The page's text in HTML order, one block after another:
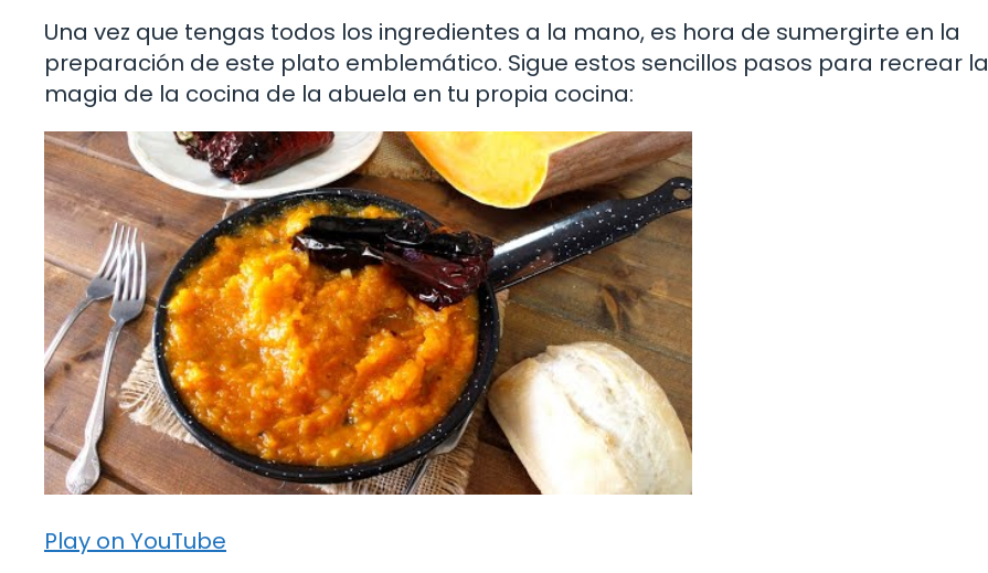
Una vez que tengas todos los ingredientes a la mano, es hora de sumergirte en la
preparación de este plato emblemático. Sigue estos sencillos pasos para recrear la
magia de la cocina de la abuela en tu propia cocina:
Play on YouTube